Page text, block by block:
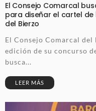
El Consejo Comarcal
para diseñar el cartel de
del Bierzo
El Consejo Comarcal del
edición de su concurso
busca...
LEER MÁS